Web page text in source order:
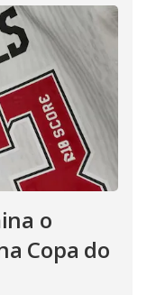
o
Copa do